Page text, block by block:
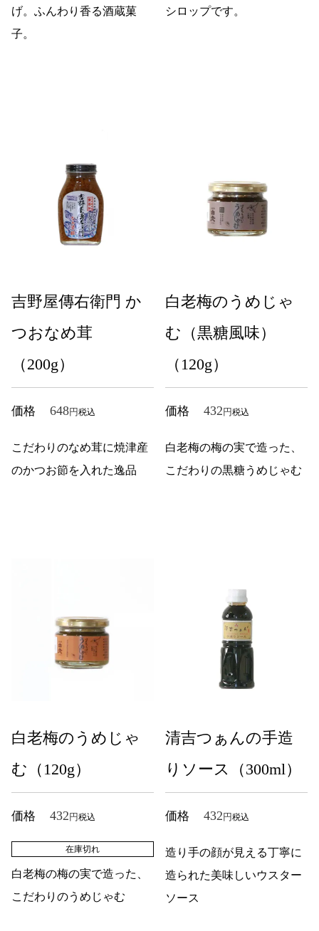
げ。ふんわり香る酒蔵菓
子。
シロップです。
吉野屋傳右衛門 か
つおなめ茸
（200g）
価格 648 税込
こだわりのなめ茸に焼津産
のかつお節を入れた逸品
白老梅のうめじゃ
む（黒糖風味）
（120g）
価格 432 税込
白老梅の梅の実で造った、
こだわりの黒糖うめじゃむ
白老梅のうめじゃ
む（120g）
価格 432 税込
在庫切れ
白老梅の梅の実で造った、
こだわりのうめじゃむ
清吉つぁんの手造
りソース（300ml）
価格 432 税込
造り手の顔が見える丁寧に
造られた美味しいウスター
ソース